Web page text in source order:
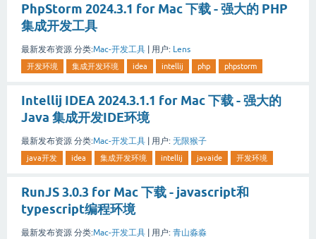
PhpStorm 2024.3.1 for Mac 下载 - 强大的 PHP
集成开发工具
最新发布资源 分类:Mac-开发工具 用户: Lens
开发环境 集成开发环境 idea intellij php phpstorm
Intellij IDEA 2024.3.1.1 for Mac 下载 - 强大的
Java 集成开发IDE环境
最新发布资源 分类:Mac-开发工具 | 用户: 无限猴子
java开发 idea 集成开发环境 intellij javaide 开发环境
RunJS 3.0.3 for Mac 下载 - javascript和
typescript编程环境
最新发布资源 分类:Mac-开发工具 | 用户: 青山淼淼